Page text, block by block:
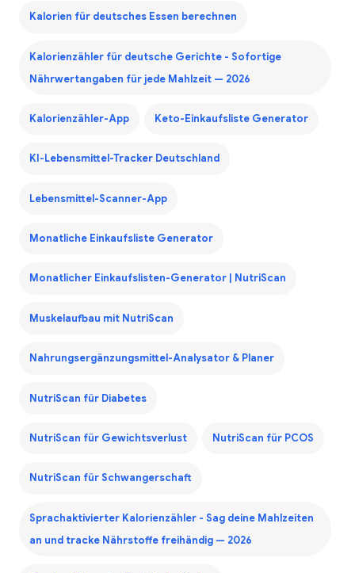
Kalorien für deutsches Essen berechnen
Kalorienzähler für deutsche Gerichte - Sofortige
Nährwertangaben für jede Mahlzeit — 2026
Kalorienzähler-App Keto-Einkaufsliste Generator
KI-Lebensmittel-Tracker Deutschland
Lebensmittel-Scanner-App
Monatliche Einkaufsliste Generator
Monatlicher Einkaufslisten-Generator | NutriScan
Muskelaufbau mit NutriScan
Nahrungsergänzungsmittel-Analysator & Planer
NutriScan für Diabetes
NutriScan für Gewichtsverlust NutriScan für PCOS
NutriScan für Schwangerschaft
Sprachaktivierter Kalorienzähler - Sag deine Mahlzeiten
an und tracke Nährstoffe freihändig — 2026